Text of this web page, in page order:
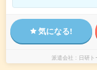
気になる!
派遣会社 日研